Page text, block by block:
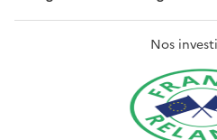
Nos